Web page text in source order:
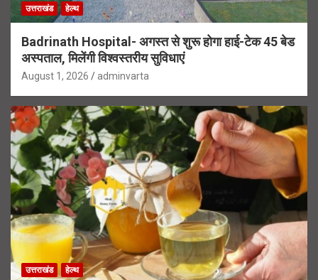
उत्तराखंड हेल्थ
Badrinath Hospital- अगस्त से शुरू होगा हाई-टेक 45 बेड
अस्पताल, मिलेंगी विश्वस्तरीय सुविधाएं
August 1, 2026 adminvarta
उत्तराखंड हेल्थ